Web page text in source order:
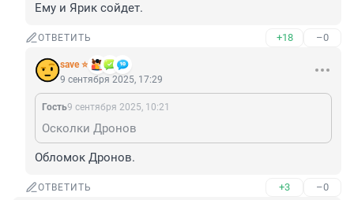
Ему и Ярик сойдет.
ОТВЕТИТЬ +18 –0
save ⭐
9 сентября 2025, 17:29
Гость9 сентября 2025, 10:21
Осколки Дронов
Обломок Дронов.
ОТВЕТИТЬ +3 –0